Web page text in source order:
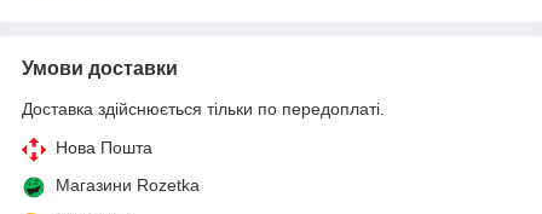
Умови доставки
Доставка здійснюється тільки по передоплаті.
Нова Пошта
Магазини Rozetka